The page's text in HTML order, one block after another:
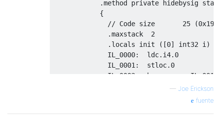
.method private hidebysig
            {
              // Code size       25 (0x19)
              .maxstack  2
              .locals init ([0] int32 i)
              IL_0000:  ldc.i4.0
              IL_0001:  stloc.0
              IL_0002:  br.s       IL_0014
IL_0004:  ldsfld     int32
— Joe Erickson
fuente